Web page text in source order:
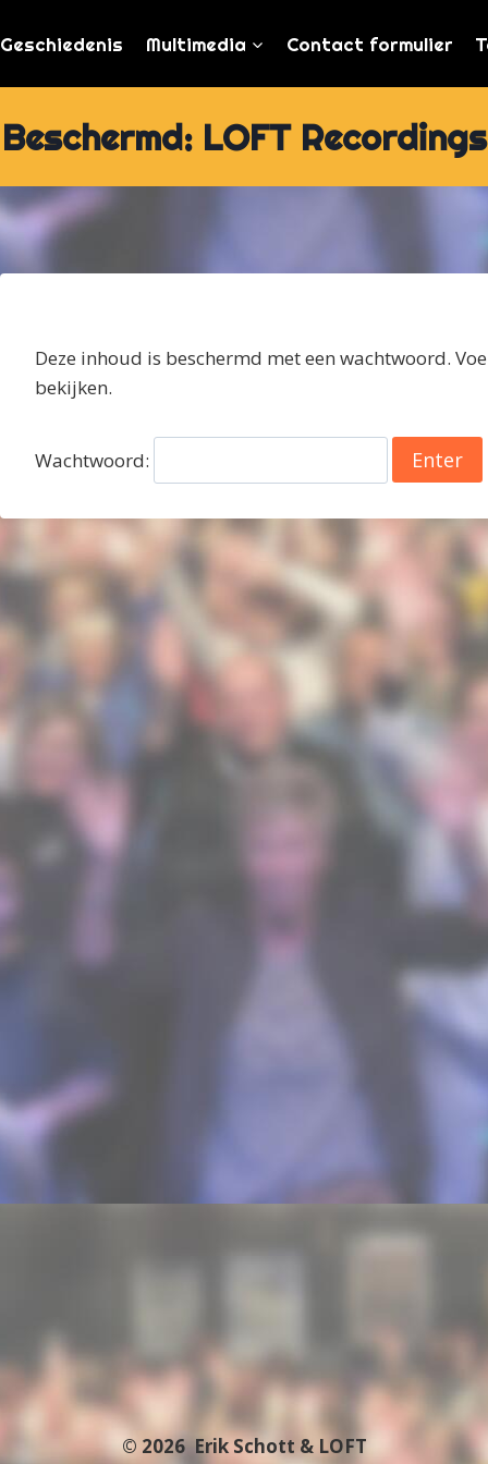
Geschiedenis Multimedia Contact formulier
Beschermd: LOFT Recordings
Deze inhoud is beschermd met een wachtwoord.
bekijken.
Wachtwoord:
© 2026 Erik Schott & LOFT